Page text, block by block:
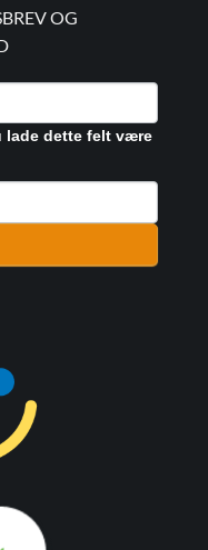
OG
lade dette felt være